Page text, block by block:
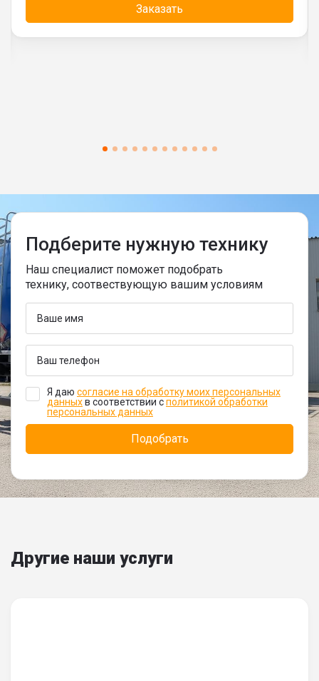
Заказать
Подберите нужную технику
Наш специалист поможет подобрать
технику, соотвествующую вашим условиям
Я даю согласие на обработку моих персональных
данныхв соответствии сполитикой обработки
персональных данных
Другие наши услуги